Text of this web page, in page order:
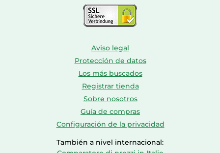
Aviso legal
Protección de datos
Los más buscados
Registrar tienda
Sobre nosotros
Guía de compras
Configuración de la privacidad
También a nivel internacional: